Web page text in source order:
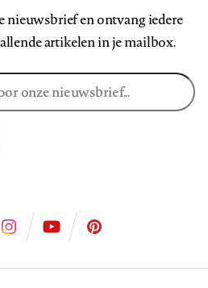
nieuwsbrief en ontvang iedere
artikelen in je mailbox.
ons
ons
ons